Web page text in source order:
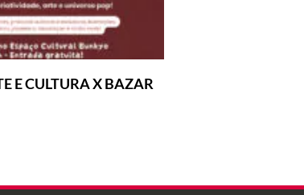
E CULTURA X BAZAR